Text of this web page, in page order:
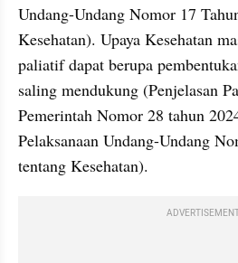
Undang-Undang Nomor 17
Kesehatan). Upaya Kesehatan
paliatif dapat berupa
saling mendukung (Penjelasan
Pemerintah Nomor 28 tahun
Pelaksanaan Undang-Undang
tentang Kesehatan).